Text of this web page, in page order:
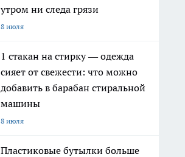
утром ни следа грязи
8 июля
1 стакан на стирку — одежда
сияет от свежести: что можно
добавить в барабан стиральной
машины
8 июля
Пластиковые бутылки больше